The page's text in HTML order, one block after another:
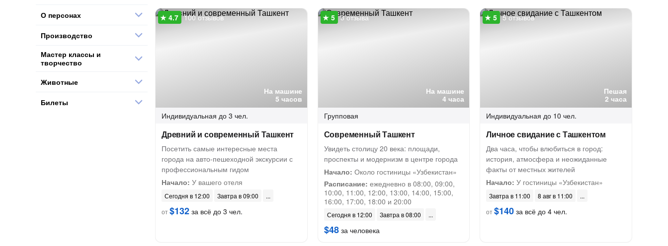
На машине
5 часов
100 отзывов
Индивидуальная до 3 чел.
Древний и современный Ташкент
Посетить самые интересные места
города на авто-пешеходной экскурсии с
профессиональным гидом
Начало: У вашего отеля
Сегодня в 12:00
Завтра в 09:00
от$132 за всё до 3 чел.
На машине
4 часа
3 отзыва
Групповая
Современный Ташкент
Увидеть столицу 20 века: площади,
проспекты и модернизм в центре города
Начало: Около гостиницы «Узбекистан»
Расписание: ежедневно в 08:00, 09:00,
10:00, 11:00, 12:00, 13:00, 14:00, 15:00,
16:00, 17:00, 18:00 и 20:00
Сегодня в 12:00 Завтра в 08:00
$48за человека
Пешая
2 часа
5 отзывов
Индивидуальная до 10 чел.
Личное свидание с Ташкентом
Два часа, чтобы влюбиться в город:
история, атмосфера и неожиданные
факты от местных жителей
Начало: У гостиницы «Узбекистан»
Завтра в 11:00
8 авг в 11:00
от$140 за всё до 4 чел.
О персонах
Производство
Мастер классы и
творчество
Животные
Билеты